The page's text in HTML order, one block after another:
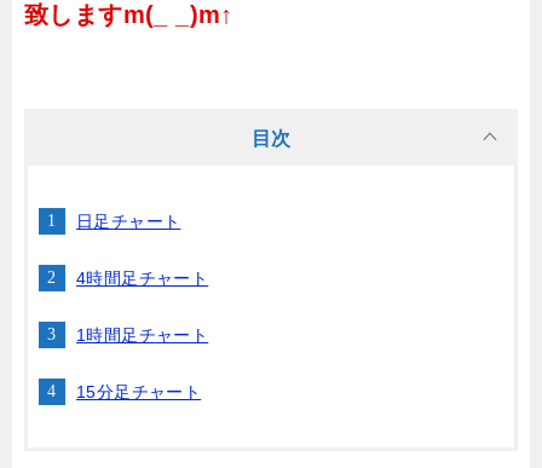
致しますm(_ _)m↑
目次
日足チャート
4時間足チャート
1時間足チャート
15分足チャート